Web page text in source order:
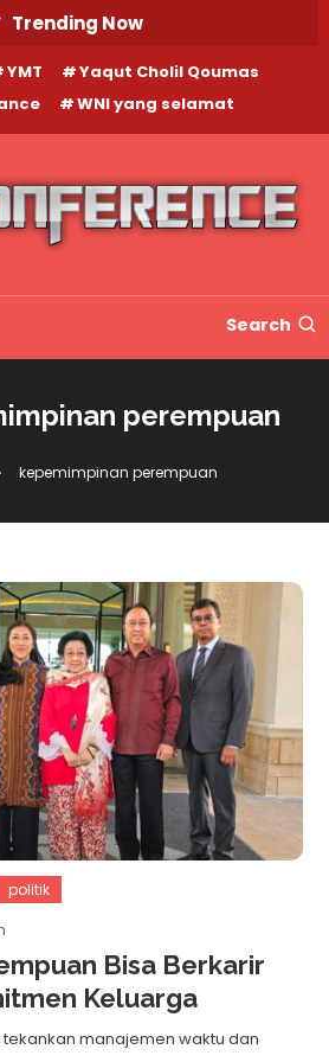
Trending Now
YMT
Yaqut Cholil Qoumas
WNI yang selamat
Search
perempuan
kepemimpinan perempuan
politik
Bisa Berkarir
Keluarga
manajemen waktu dan